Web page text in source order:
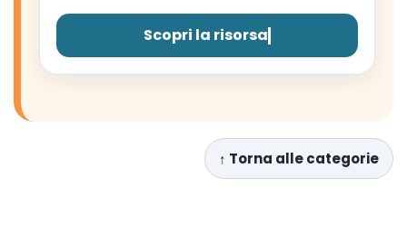
Scopri la risorsa
↑ Torna alle categorie